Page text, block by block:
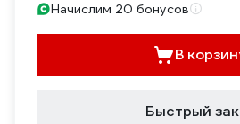
Начислим 20 бонусов
В
Быстрый